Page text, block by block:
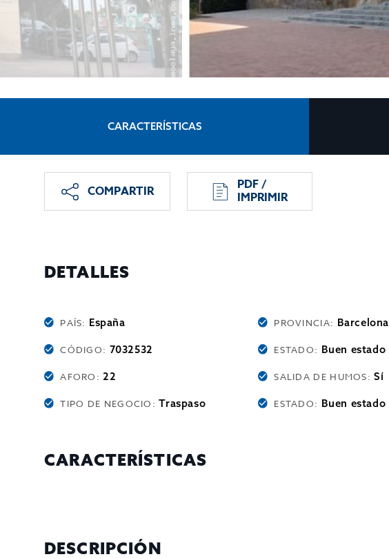
CARACTERÍSTICAS
COMPARTIR PDF /
IMPRIMIR
DETALLES
PAÍS: España PROVINCIA: Barcelona
CÓDIGO: 7032532 ESTADO: Buen estado
AFORO:22 SALIDA DE HUMOS:Sí
TIPO DE NEGOCIO:Traspaso ESTADO: Buen estado
CARACTERÍSTICAS
DESCRIPCIÓN